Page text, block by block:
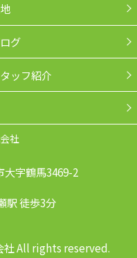
グ
ッフ紹介
社
大字鶴馬3469-2
駅 徒歩3分
All rights reserved.